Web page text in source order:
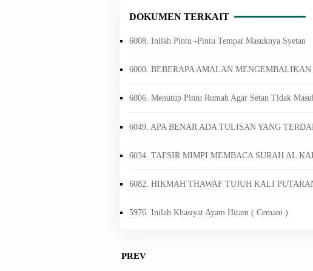
DOKUMEN TERKAIT
6008. Inilah Pintu -Pintu Tempat Masuknya Syetan
6000. BEBERAPA AMALAN
6006. Menutup Pintu Rumah Agar Setan Tidak
6049. APA BENAR ADA TULISAN YANG
6034. TAFSIR MIMPI MEMBACA SURAH AL
6082. HIKMAH THAWAF TUJUH KALI
5976. Inilah Khasiyat Ayam Hitam ( Cemani )
PREV